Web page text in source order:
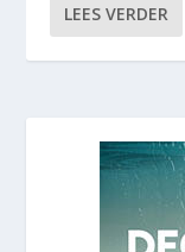
LEES VERDER